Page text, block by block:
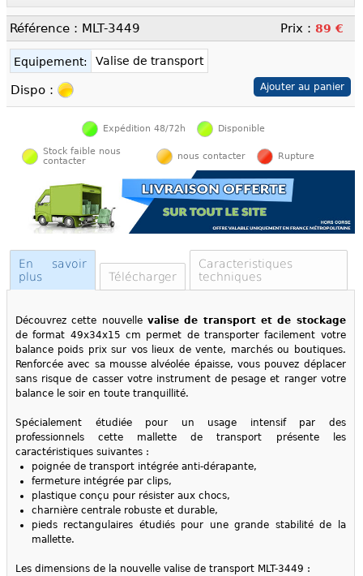
Référence : MLT-3449 Prix : 89 €
Equipement: Valise de transport
Dispo :
Expédition 48/72h Disponible
Stock faible nous
contacter
nous contacter Rupture
En savoir
plus
Télécharger
Caracteristiques
techniques
Découvrez cette nouvellevalise de transport et de stockage
de format 49x34x15 cm permet de transporter facilement votre
balance poids prix sur vos lieux de vente, marchés ou boutiques.
Renforcée avec sa mousse alvéolée épaisse, vous pouvez déplacer
sans risque de casser votre instrument de pesage et ranger votre
balance le soir en toute tranquillité.
Spécialement étudiée pour un usage intensif par des
professionnels cette mallette de transport présente les
caractéristiques suivantes :
poignée de transport intégrée anti-dérapante,
fermeture intégrée par clips,
plastique conçu pour résister aux chocs,
charnière centrale robuste et durable,
pieds rectangulaires étudiés pour une grande stabilité de la
mallette.
Les dimensions de la nouvelle valise de transport MLT-3449 :